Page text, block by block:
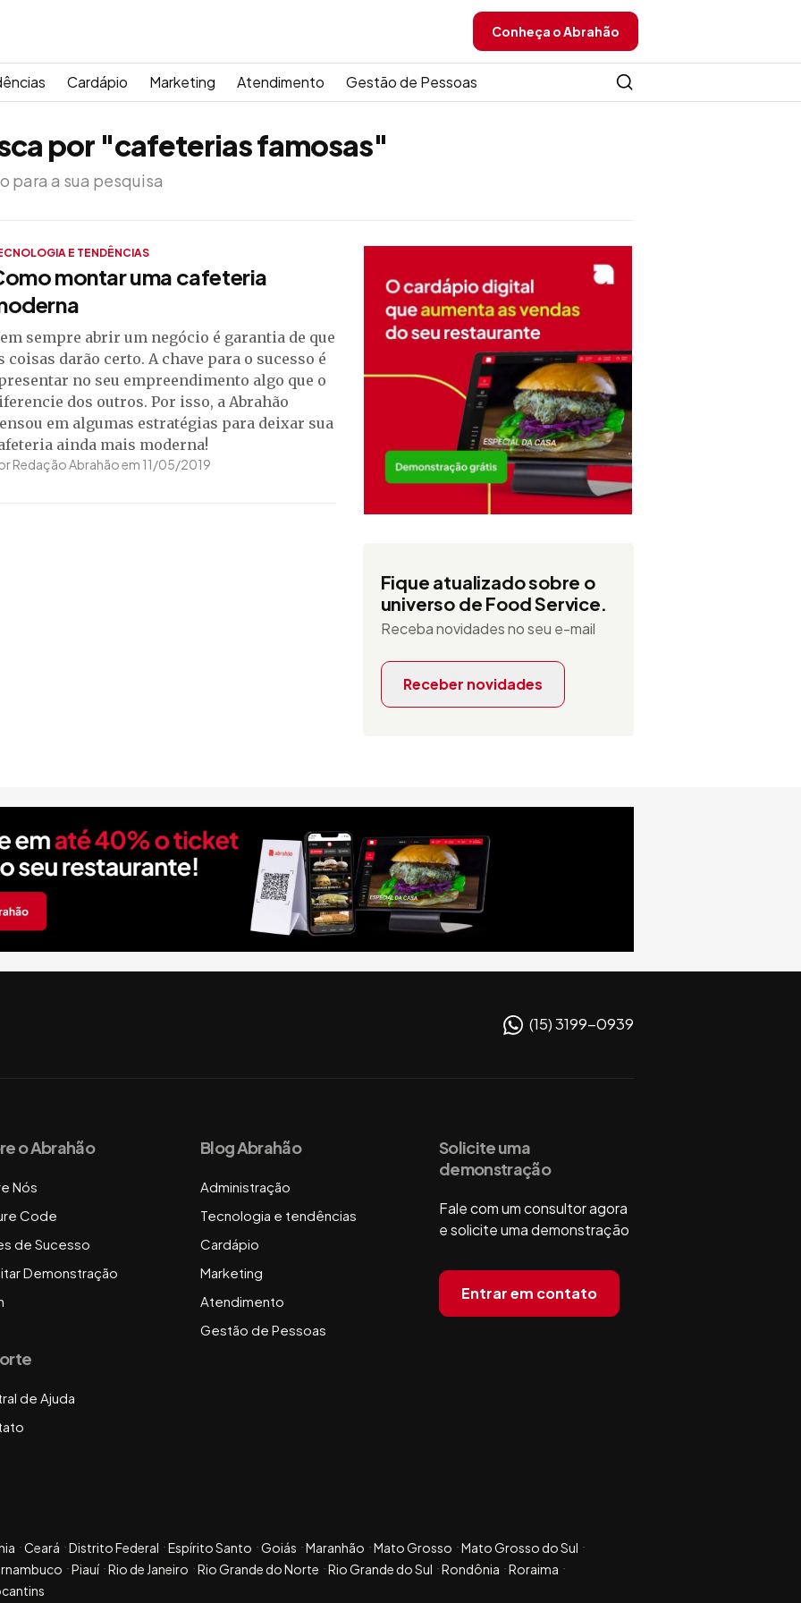
Cardápio Marketing Atendimento Gestão de Pessoas
Conheça o Abrahão
por "cafeterias famosas"
para a sua pesquisa
E TENDÊNCIAS
montar uma cafeteria
sempre abrir um negócio é garantia de que
coisas darão certo. A chave para o sucesso é
no seu empreendimento algo que o
dos outros. Por isso, a Abrahão
em algumas estratégias para deixar sua
ainda mais moderna!
Redação Abrahão em 11/05/2019
Fique atualizado sobre o
universo de Food Service.
Receba novidades no seu e-mail
Receber novidades
(15) 3199-0939
o Abrahão
Nós
Code
de Sucesso
Demonstração
de Ajuda
Blog Abrahão
Administração
Tecnologia e tendências
Cardápio
Marketing
Atendimento
Gestão de Pessoas
Solicite uma
demonstração
Fale com um consultor agora
e solicite uma demonstração
Entrar em contato
Ceará Distrito Federal Espírito Santo Goiás Maranhão Mato Grosso
Mato Grosso do Sul
Piauí Rio de Janeiro Rio Grande do Norte Rio Grande do Sul Rondônia
Roraima